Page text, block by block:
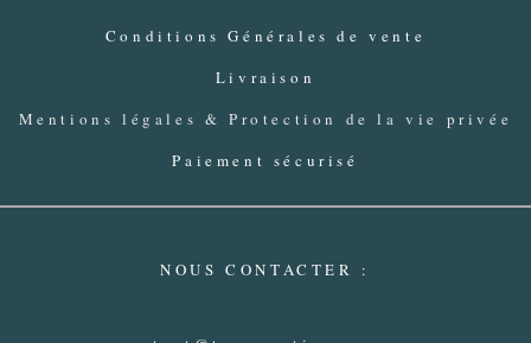
Conditions Générales de vente
Livraison
Mentions légales & Protection de la vie privée
Paiement sécurisé
NOUS CONTACTER :